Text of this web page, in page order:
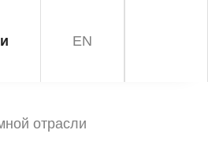
EN
отрасли